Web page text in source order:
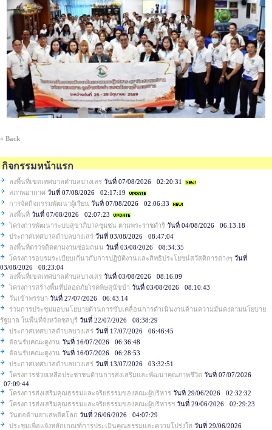
« Back
กิจกรรมหน้าแรก
ลงพื้นที่เขตเทศบาลตำบลบางเสร วันที่ 07/08/2026 02:20:31
สภาพอากาศ วันที่ 07/08/2026 02:17:19
การจัดกิจกรรมพัฒนาผู้เรียน วันที่ 07/08/2026 02:06:33
ลงพื้นที่ วันที่ 07/08/2026 02:07:23
โครงการพัฒนาระบบสุขาภิบาลชุมชน ตามพระราชดำริ วันที่ 04/08/2026 06:13:18
ประกาศเทศบาลตำบลบางเสร่ วันที่ 03/08/2026 08:47:04
ลงพื้นที่ตรวจติดตามงานซ่อมถนน วันที่ 03/08/2026 08:34:35
โครงการอบรมระเบียบเกี่นวกับการปฏิบัติงานและสิทธิประโยชน์สวัสดิการต่างๆ วันที่
03/08/2026 08:23:04
ลงพื้นที่เขตเทศบาลตำบลบางเสร วันที่ 03/08/2026 08:16:09
โครงการสร้างพื้นที่ปลอดภัยโรคพิษสุนัขบ้า วันที่ 03/08/2026 08:10:43
วันเข้าพรรษา วันที่ 27/07/2026 06:43:14
ร่วมการประชุมมอบนโยบายด้านการขับเคลื่อนการดำเนินงานด้านความมั่นคงตามนโยบาย
รัฐบาล ในพื้นที่จังหวัดชลบุรี วันที่ 22/07/2026 08:38:29
ประกาศเทศบาลตำบลบางเสร่ วันที่ 17/07/2026 06:46:45
ต้อนรับคณะดูงาน วันที่ 16/07/2026 06:36:48
ต้อนรับคณะดูงาน วันที่ 16/07/2026 06:28:53
ประกาศเทศบาลตำบลบางเสร่ วันที่ 13/07/2026 03:32:51
โครงการช่วยเหลือประชาชนด้านการส่งเสริมและพัฒนาคุณภาพชีวิต วันที่ 07/07/2026
07:09:44
โครงการส่งเสริมคุณธรรมและจริยธรรมของคณะผู้บริหาร วันที่ 29/06/2026 02:32:32
โครงการส่งเสริมคุณธรรมและจริยธรรมของคณะผู้บริหารฯ วันที่ 29/06/2026 02:29:23
วันต่อต้านยาเสพติดโลก วันที่ 26/06/2026 04:07:29
ประชุมเพื่อแจ้งหลักเกณฑ์การประเมินคุณธรรมและความโปร่งใส วันที่ 29/06/2026